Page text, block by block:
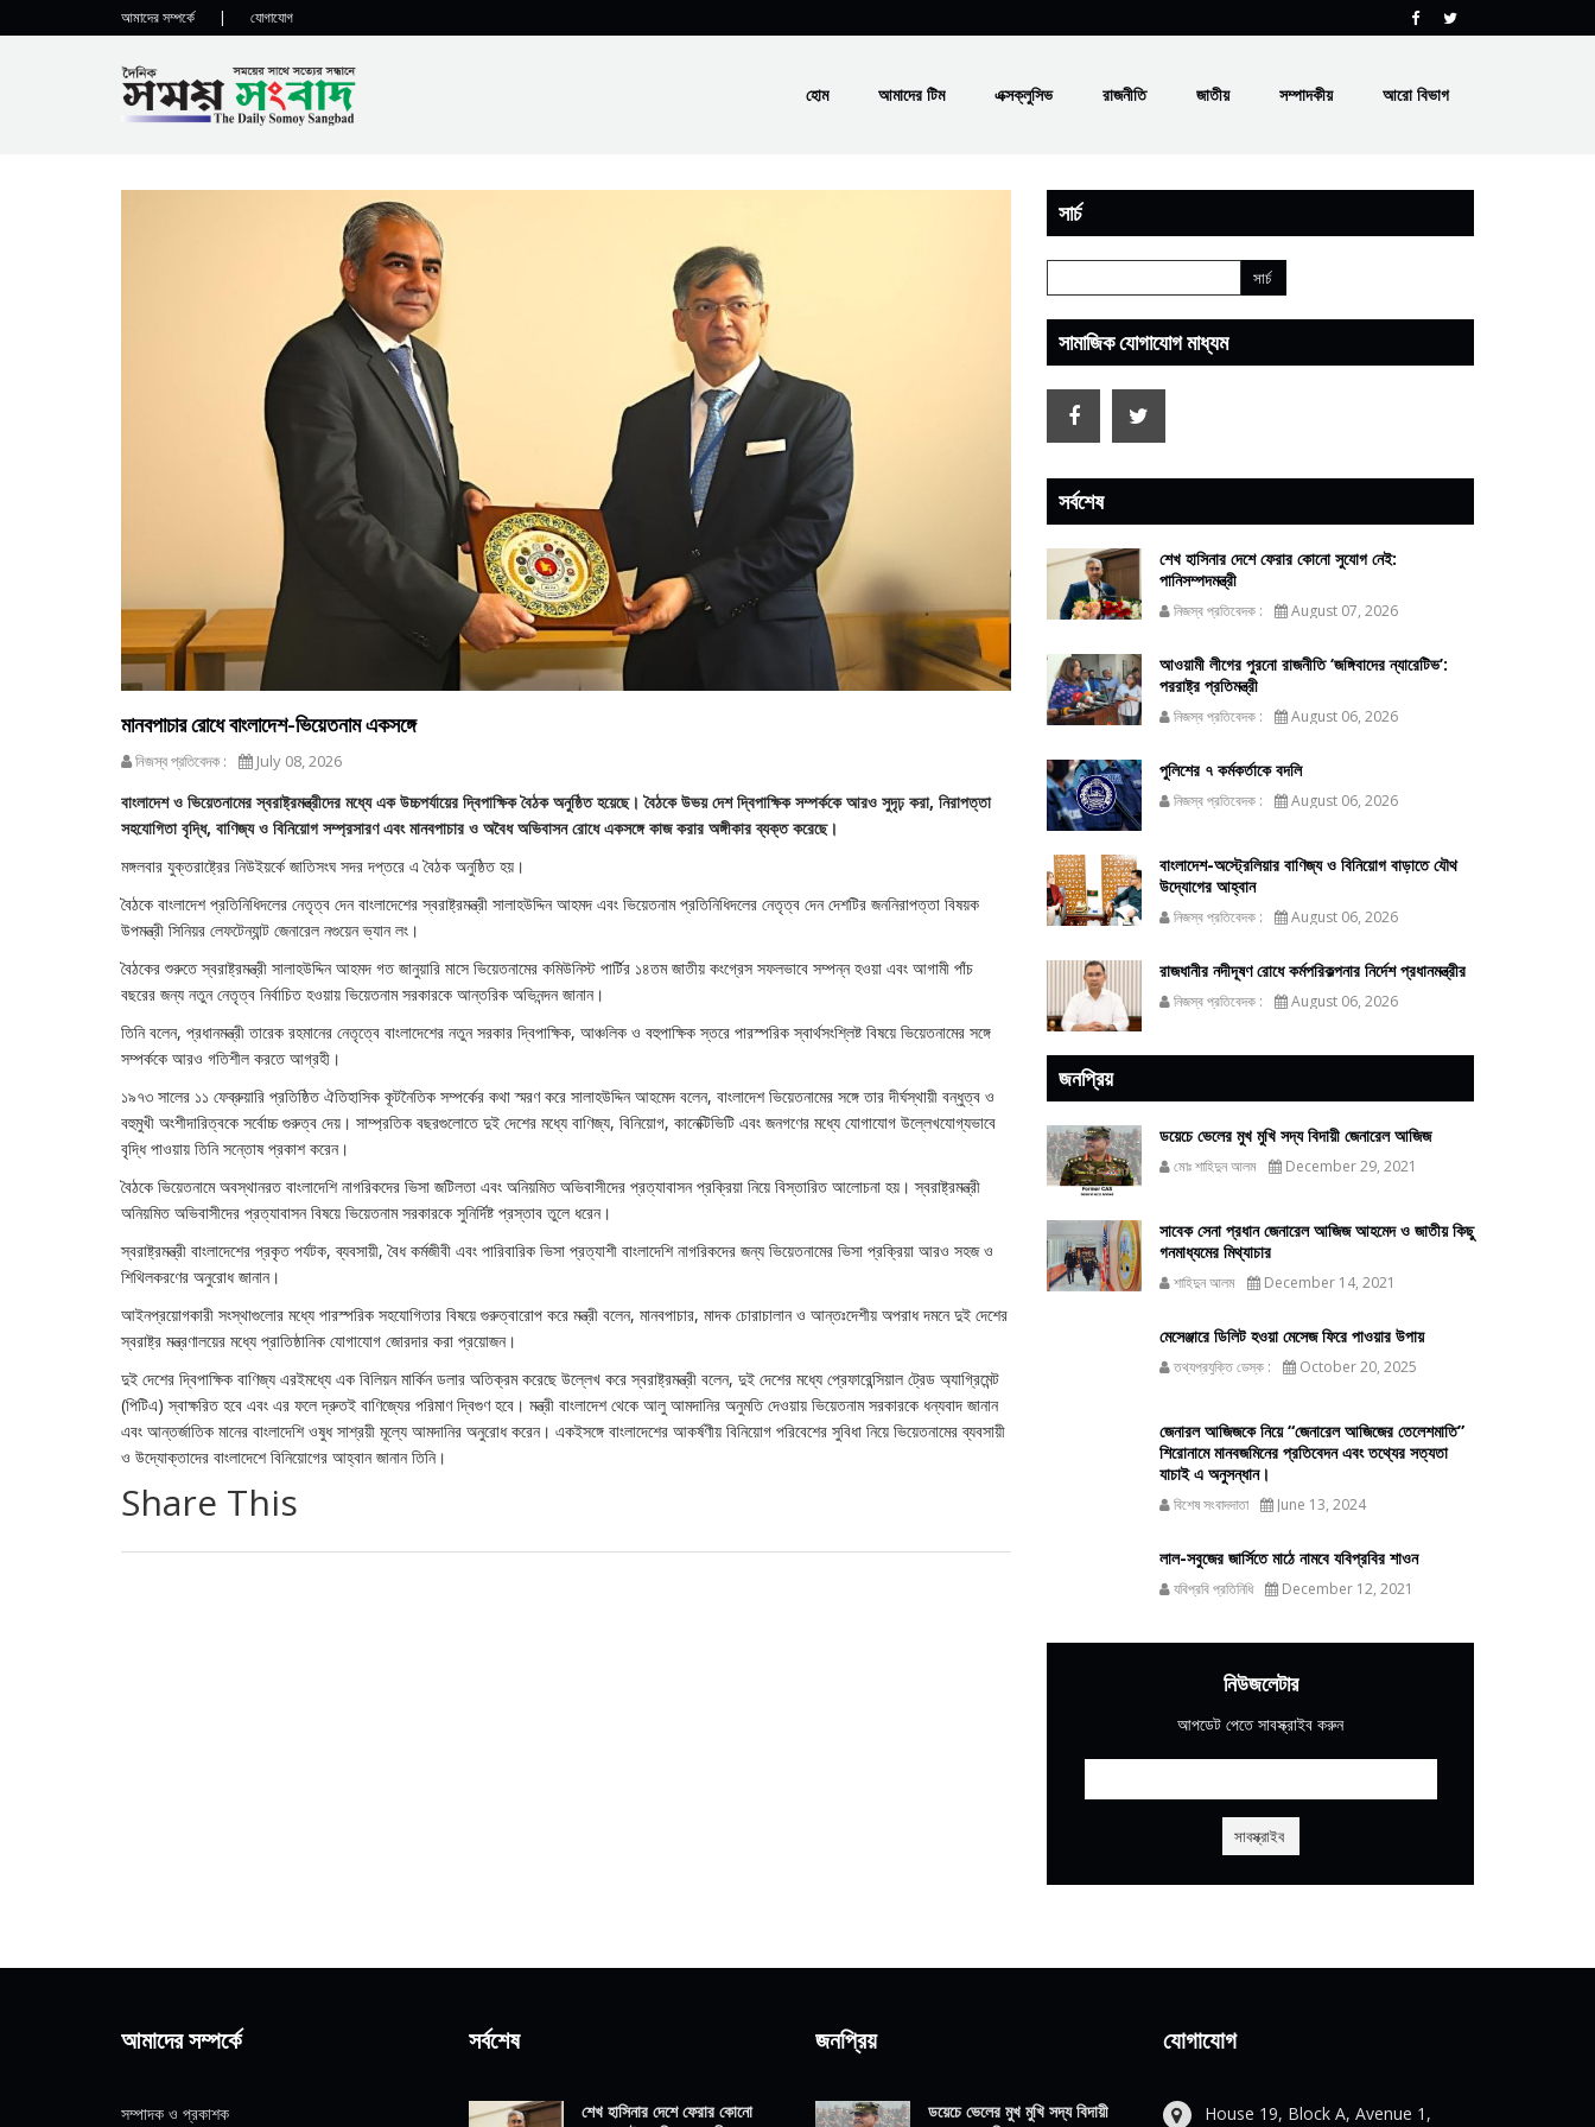
আমাদের সম্পর্কে | যোগাযোগ
হোম আমাদের টিম এক্সক্লুসিভ রাজনীতি জাতীয় সম্পাদকীয় আরো বিভাগ
মানবপাচার রোধে বাংলাদেশ-ভিয়েতনাম একসঙ্গে
নিজস্ব প্রতিবেদক : July 08, 2026
বাংলাদেশ ও ভিয়েতনামের স্বরাষ্ট্রমন্ত্রীদের মধ্যে এক উচ্চপর্যায়ের দ্বিপাক্ষিক বৈঠক অনুষ্ঠিত হয়েছে। বৈঠকে উভয় দেশ দ্বিপাক্ষিক সম্পর্ককে আরও সুদৃঢ় করা, নিরাপত্তা
সহযোগিতা বৃদ্ধি, বাণিজ্য ও বিনিয়োগ সম্প্রসারণ এবং মানবপাচার ও অবৈধ অভিবাসন রোধে একসঙ্গে কাজ করার অঙ্গীকার ব্যক্ত করেছে।
মঙ্গলবার যুক্তরাষ্ট্রের নিউইয়র্কে জাতিসংঘ সদর দপ্তরে এ বৈঠক অনুষ্ঠিত হয়।
বৈঠকে বাংলাদেশ প্রতিনিধিদলের নেতৃত্ব দেন বাংলাদেশের স্বরাষ্ট্রমন্ত্রী সালাহউদ্দিন আহমদ এবং ভিয়েতনাম প্রতিনিধিদলের নেতৃত্ব দেন দেশটির জননিরাপত্তা বিষয়ক
উপমন্ত্রী সিনিয়র লেফটেন্যান্ট জেনারেল নগুয়েন ভ্যান লং।
বৈঠকের শুরুতে স্বরাষ্ট্রমন্ত্রী সালাহউদ্দিন আহমদ গত জানুয়ারি মাসে ভিয়েতনামের কমিউনিস্ট পার্টির ১৪তম জাতীয় কংগ্রেস সফলভাবে সম্পন্ন হওয়া এবং আগামী পাঁচ
বছরের জন্য নতুন নেতৃত্ব নির্বাচিত হওয়ায় ভিয়েতনাম সরকারকে আন্তরিক অভিনন্দন জানান।
তিনি বলেন, প্রধানমন্ত্রী তারেক রহমানের নেতৃত্বে বাংলাদেশের নতুন সরকার দ্বিপাক্ষিক, আঞ্চলিক ও বহুপাক্ষিক স্তরে পারস্পরিক স্বার্থসংশ্লিষ্ট বিষয়ে ভিয়েতনামের সঙ্গে
সম্পর্ককে আরও গতিশীল করতে আগ্রহী।
১৯৭৩ সালের ১১ ফেব্রুয়ারি প্রতিষ্ঠিত ঐতিহাসিক কূটনৈতিক সম্পর্কের কথা স্মরণ করে সালাহউদ্দিন আহমেদ বলেন, বাংলাদেশ ভিয়েতনামের সঙ্গে তার দীর্ঘস্থায়ী বন্ধুত্ব ও
বহুমুখী অংশীদারিত্বকে সর্বোচ্চ গুরুত্ব দেয়। সাম্প্রতিক বছরগুলোতে দুই দেশের মধ্যে বাণিজ্য, বিনিয়োগ, কানেক্টিভিটি এবং জনগণের মধ্যে যোগাযোগ উল্লেখযোগ্যভাবে
বৃদ্ধি পাওয়ায় তিনি সন্তোষ প্রকাশ করেন।
বৈঠকে ভিয়েতনামে অবস্থানরত বাংলাদেশি নাগরিকদের ভিসা জটিলতা এবং অনিয়মিত অভিবাসীদের প্রত্যাবাসন প্রক্রিয়া নিয়ে বিস্তারিত আলোচনা হয়। স্বরাষ্ট্রমন্ত্রী
অনিয়মিত অভিবাসীদের প্রত্যাবাসন বিষয়ে ভিয়েতনাম সরকারকে সুনির্দিষ্ট প্রস্তাব তুলে ধরেন।
স্বরাষ্ট্রমন্ত্রী বাংলাদেশের প্রকৃত পর্যটক, ব্যবসায়ী, বৈধ কর্মজীবী এবং পারিবারিক ভিসা প্রত্যাশী বাংলাদেশি নাগরিকদের জন্য ভিয়েতনামের ভিসা প্রক্রিয়া আরও সহজ ও
শিথিলকরণের অনুরোধ জানান।
আইনপ্রয়োগকারী সংস্থাগুলোর মধ্যে পারস্পরিক সহযোগিতার বিষয়ে গুরুত্বারোপ করে মন্ত্রী বলেন, মানবপাচার, মাদক চোরাচালান ও আন্তঃদেশীয় অপরাধ দমনে দুই দেশের
স্বরাষ্ট্র মন্ত্রণালয়ের মধ্যে প্রাতিষ্ঠানিক যোগাযোগ জোরদার করা প্রয়োজন।
দুই দেশের দ্বিপাক্ষিক বাণিজ্য এরইমধ্যে এক বিলিয়ন মার্কিন ডলার অতিক্রম করেছে উল্লেখ করে স্বরাষ্ট্রমন্ত্রী বলেন, দুই দেশের মধ্যে প্রেফারেন্সিয়াল ট্রেড অ্যাগ্রিমেন্ট
(পিটিএ) স্বাক্ষরিত হবে এবং এর ফলে দ্রুতই বাণিজ্যের পরিমাণ দ্বিগুণ হবে। মন্ত্রী বাংলাদেশ থেকে আলু আমদানির অনুমতি দেওয়ায় ভিয়েতনাম সরকারকে ধন্যবাদ জানান
এবং আন্তর্জাতিক মানের বাংলাদেশি ওষুধ সাশ্রয়ী মূল্যে আমদানির অনুরোধ করেন। একইসঙ্গে বাংলাদেশের আকর্ষণীয় বিনিয়োগ পরিবেশের সুবিধা নিয়ে ভিয়েতনামের ব্যবসায়ী
ও উদ্যোক্তাদের বাংলাদেশে বিনিয়োগের আহ্বান জানান তিনি।
Share This
সার্চ
সামাজিক যোগাযোগ মাধ্যম
সর্বশেষ
শেখ হাসিনার দেশে ফেরার কোনো সুযোগ নেই:
পানিসম্পদমন্ত্রী
নিজস্ব প্রতিবেদক : August 07, 2026
আওয়ামী লীগের পুরনো রাজনীতি ‘জঙ্গিবাদের ন্যারেটিভ’:
পররাষ্ট্র প্রতিমন্ত্রী
নিজস্ব প্রতিবেদক : August 06, 2026
পুলিশের ৭ কর্মকর্তাকে বদলি
নিজস্ব প্রতিবেদক : August 06, 2026
বাংলাদেশ-অস্ট্রেলিয়ার বাণিজ্য ও বিনিয়োগ বাড়াতে যৌথ
উদ্যোগের আহ্বান
নিজস্ব প্রতিবেদক : August 06, 2026
রাজধানীর নদীদূষণ রোধে কর্মপরিকল্পনার নির্দেশ প্রধানমন্ত্রীর
নিজস্ব প্রতিবেদক : August 06, 2026
জনপ্রিয়
ডয়েচে ভেলের মুখ মুখি সদ্য বিদায়ী জেনারেল আজিজ
মোঃ শাহিদুন আলম December 29, 2021
সাবেক সেনা প্রধান জেনারেল আজিজ আহমেদ ও জাতীয় কিছু
গনমাধ্যমের মিথ্যাচার
শাহিদুন আলম December 14, 2021
মেসেঞ্জারে ডিলিট হওয়া মেসেজ ফিরে পাওয়ার উপায়
তথ্যপ্রযুক্তি ডেস্ক : October 20, 2025
জেনারল আজিজকে নিয়ে “জেনারেল আজিজের তেলেশমাতি”
শিরোনামে মানবজমিনের প্রতিবেদন এবং তথ্যের সত্যতা
যাচাই এ অনুসন্ধান।
বিশেষ সংবাদদাতা June 13, 2024
লাল-সবুজের জার্সিতে মাঠে নামবে যবিপ্রবির শাওন
যবিপ্রবি প্রতিনিধি December 12, 2021
নিউজলেটার
আপডেট পেতে সাবস্ক্রাইব করুন
আমাদের সম্পর্কে
সম্পাদক ও প্রকাশক
সর্বশেষ
শেখ হাসিনার দেশে ফেরার কোনো
জনপ্রিয়
ডয়েচে ভেলের মুখ মুখি সদ্য বিদায়ী
যোগাযোগ
House 19, Block A, Avenue 1,